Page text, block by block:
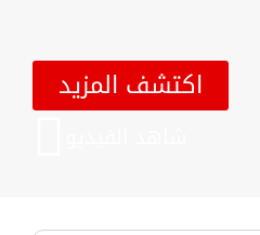
اكتشف المزيد